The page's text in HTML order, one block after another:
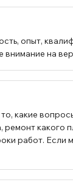
опыт,
на
какие
какого
работ. Если